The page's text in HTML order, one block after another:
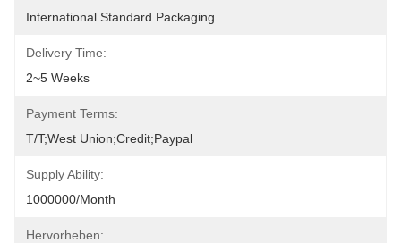
International Standard Packaging
Delivery Time:
2~5 Weeks
Payment Terms:
T/T;West Union;Credit;Paypal
Supply Ability:
1000000/month
Hervorheben: